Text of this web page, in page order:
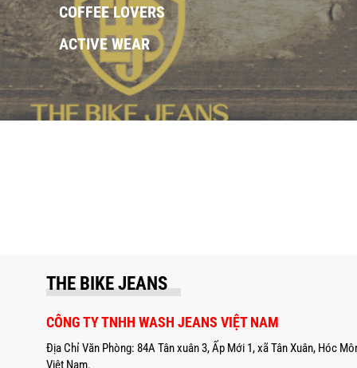
COFFEE LOVERS
ACTIVE WEAR
THE BIKE JEANS
CÔNG TY TNHH WASH JEANS VIỆT NAM
Địa Chỉ Văn Phòng: 84A Tân xuân 3, Ấp Mới 1, xã Tân Xuân, Hóc
Việt Nam.